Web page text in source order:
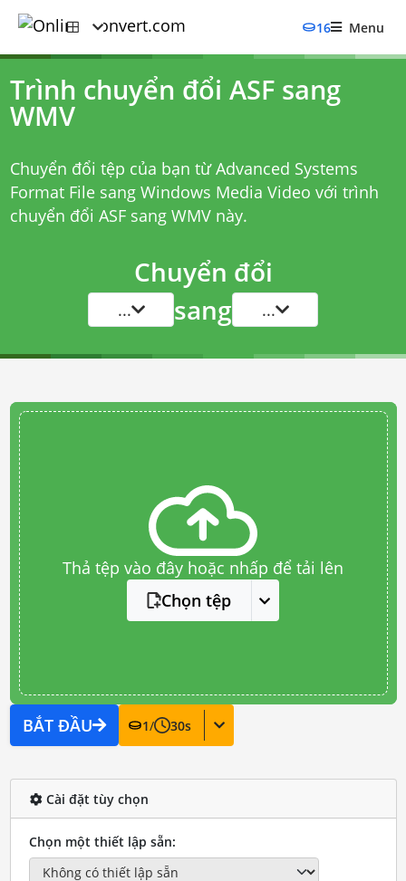
16 Menu
Trình chuyển đổi ASF sang
WMV
Chuyển đổi tệp của bạn từ Advanced Systems
Format File sang Windows Media Video với trình
chuyển đổi ASF sang WMVnày.
Chuyển đổi
... sang ...
Thả tệp vào đây hoặc nhấp để tải lên
Chọn tệp
BẮT ĐẦU 1/ 30s
Cài đặt tùy chọn
Chọn một thiết lập sẵn: